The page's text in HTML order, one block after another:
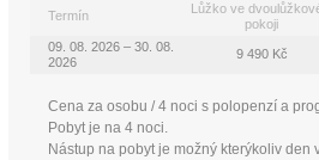
Termín
Lůžko ve
pokoji
09. 08. 2026 – 30. 08.
2026
9 490 Kč
Cena za osobu / 4 noci s polopenzí a
Pobyt je na 4 noci.
Nástup na pobyt je možný kterýkoliv den